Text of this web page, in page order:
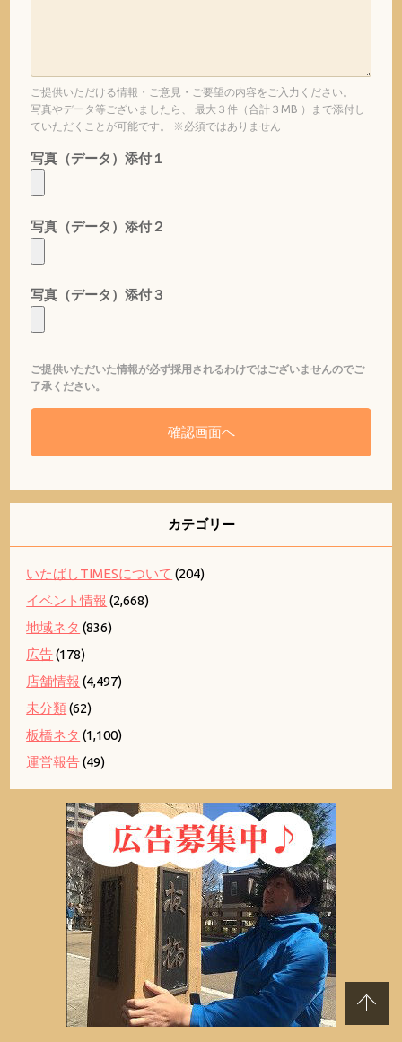
ご提供いただける情報・ご意見・ご要望の内容をご入力ください。
写真やデータ等ございましたら、 最大３件（合計３MB ）まで添付し
ていただくことが可能です。 ※必須ではありません
写真（データ）添付１
写真（データ）添付２
写真（データ）添付３
ご提供いただいた情報が必ず採用されるわけではございませんのでご
了承ください。
カテゴリー
いたばしTIMESについて (204)
イベント情報 (2,668)
地域ネタ (836)
広告(178)
店舗情報 (4,497)
未分類(62)
板橋ネタ (1,100)
運営報告(49)